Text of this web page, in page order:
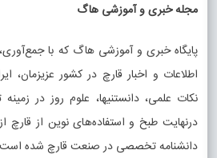
مجله خبری و آموزشی هاگ
پایگاه خبری و آموزشی هاگ که با جمع‌آوری،
اطلاعات و اخبار قارچ در کشور عزیزمان،
نکات علمی، دانستنیها، علوم روز در زمینه
درنهایت طبخ و استفاده‌های نوین از قارچ
دانشنامه تخصصی در صنعت قارچ شده